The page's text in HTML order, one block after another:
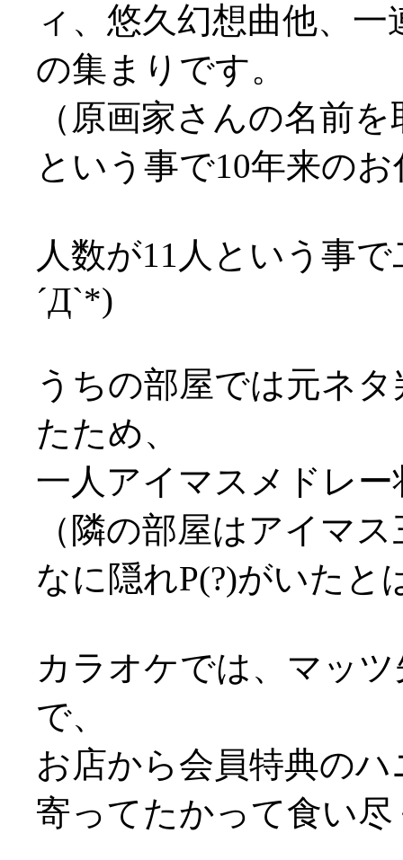
ィ、悠久幻想曲他、
の集まりです。
（原画家さんの名前
という事で10年来の
人数が11人という事
´Д`*)
うちの部屋では元ネ
たため、
一人アイマスメドレ
（隣の部屋はアイマ
なに隠れP(?)がいたと
カラオケでは、マッ
で、
お店から会員特典の
寄ってたかって食い